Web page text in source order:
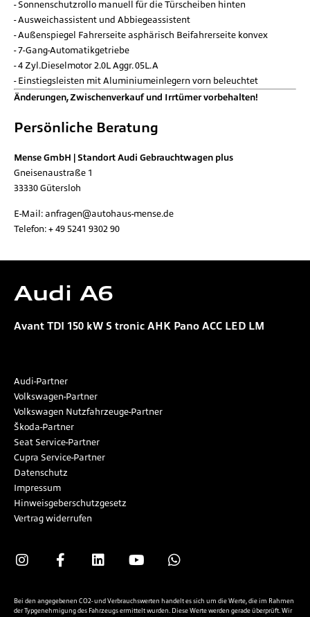
Sonnenschutzrollo manuell für die Türscheiben hinten
Ausweichassistent und Abbiegeassistent
Außenspiegel Fahrerseite asphärisch Beifahrerseite konvex
7-Gang-Automatikgetriebe
4 Zyl.Dieselmotor 2.0L Aggr. 05L.A
Einstiegsleisten mit Aluminiumeinlegern vorn beleuchtet
Änderungen, Zwischenverkauf und Irrtümer vorbehalten!
Persönliche Beratung
Mense GmbH | Standort Audi Gebrauchtwagen plus
Gneisenaustraße 1
33330 Gütersloh
E-Mail: anfragen@autohaus-mense.de
Telefon: + 49 5241 9302 90
Audi A6
Avant TDI 150 kW S tronic AHK Pano ACC LED LM
Audi-Partner
Volkswagen-Partner
Volkswagen Nutzfahrzeuge-Partner
Škoda-Partner
Seat Service-Partner
Cupra Service-Partner
Datenschutz
Impressum
Hinweisgeberschutzgesetz
Vertrag widerrufen
Bei den angegebenen CO2- und Verbrauchswerten handelt es sich um die Werte, die im Rahmen
der Typgenehmigung des Fahrzeugs ermittelt wurden. Diese Werte werden gerade überprüft. Wir